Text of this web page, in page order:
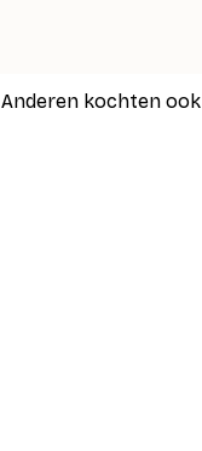
Anderen kochten ook